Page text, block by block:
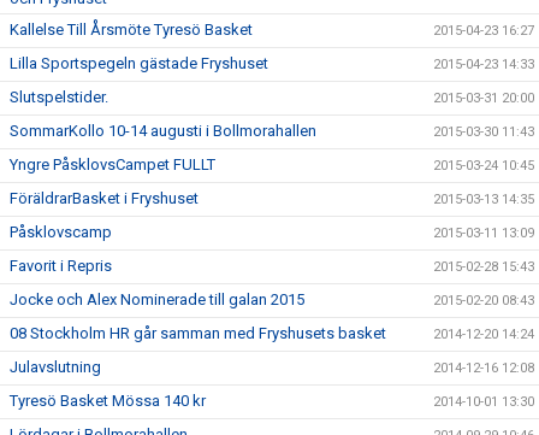
Kallelse Till Årsmöte Tyresö Basket 2015-04-23 16:27
Lilla Sportspegeln gästade Fryshuset 2015-04-23 14:33
Slutspelstider. 2015-03-31 20:00
SommarKollo 10-14 augusti i Bollmorahallen 2015-03-30 11:43
Yngre PåsklovsCampet FULLT 2015-03-24 10:45
FöräldrarBasket i Fryshuset 2015-03-13 14:35
Påsklovscamp 2015-03-11 13:09
Favorit i Repris 2015-02-28 15:43
Jocke och Alex Nominerade till galan 2015 2015-02-20 08:43
08 Stockholm HR går samman med Fryshusets basket 2014-12-20 14:24
Julavslutning 2014-12-16 12:08
Tyresö Basket Mössa 140 kr 2014-10-01 13:30